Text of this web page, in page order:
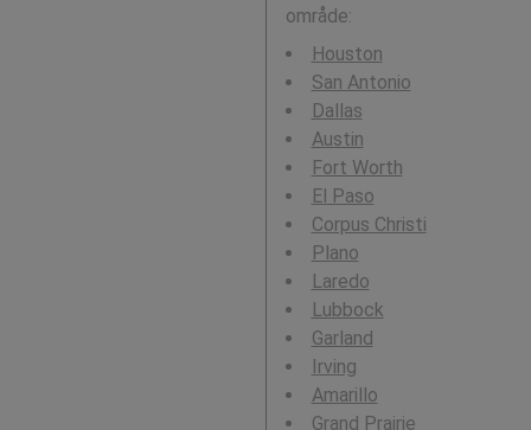
område:
Houston
San Antonio
Dallas
Austin
Fort Worth
El Paso
Corpus Christi
Plano
Laredo
Lubbock
Garland
Irving
Amarillo
Grand Prairie